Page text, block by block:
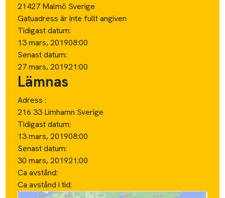
21427 Malmö Sverige
Gatuadress är inte fullt angiven
Tidigast datum:
13 mars, 201908:00
Senast datum:
27 mars, 201921:00
Lämnas
Adress :
216 33 Limhamn Sverige
Tidigast datum:
13 mars, 201908:00
Senast datum:
30 mars, 201921:00
Ca avstånd:
Ca avstånd i tid: